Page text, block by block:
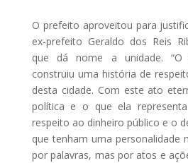
O prefeito aproveitou para
ex-prefeito Geraldo dos Reis
que dá nome a unidade. “O
construiu uma história de
desta cidade. Com este ato
política e o que ela
respeito ao dinheiro público e o
que tenham uma personalidade
por palavras, mas por atos e